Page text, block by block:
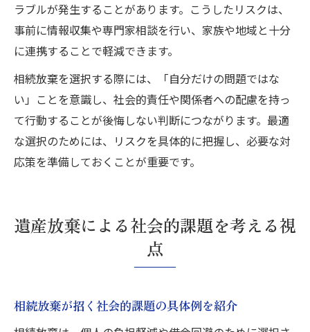
ラブルが発生することがあります。こうしたリスクは、
事前に情報収集や専門家相談を行い、家族や地域と十分
に連携することで軽減できます。
相続放棄を選択する際には、「自分だけの問題ではな
い」ことを意識し、社会的責任や関係者への配慮を持っ
て行動することが後悔しない判断につながります。最適
な選択のためには、リスクを具体的に把握し、必要な対
応策を準備しておくことが重要です。
遺産放棄による社会的課題を考える視
点
相続放棄が招く社会的課題の具体例を紹介